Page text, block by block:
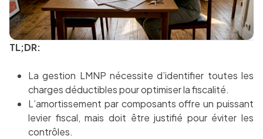
TL;DR:
La gestion LMNP nécessite d’identifier toutes les
charges déductibles pour optimiser la fiscalité.
L’amortissement par composants offre un puissant
levier fiscal, mais doit être justifié pour éviter les
contrôles.